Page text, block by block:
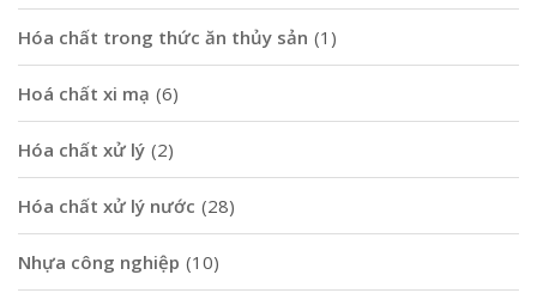
Hóa chất trong thức ăn thủy sản (1)
Hoá chất xi mạ (6)
Hóa chất xử lý (2)
Hóa chất xử lý nước (28)
Nhựa công nghiệp (10)